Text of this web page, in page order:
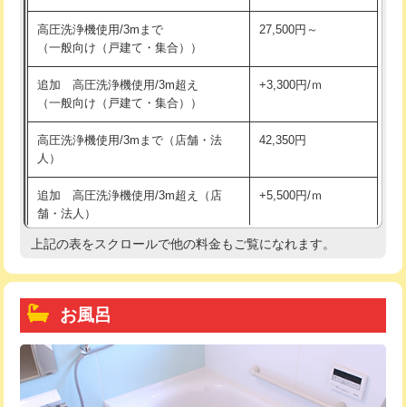
高圧洗浄機使用/3mまで
（一般向け（戸建て・集合））
27,500円～
追加 高圧洗浄機使用/3m超え
（一般向け（戸建て・集合））
+3,300円/ｍ
高圧洗浄機使用/3mまで（店舗・法
人）
42,350円
追加 高圧洗浄機使用/3m超え（店
舗・法人）
+5,500円/ｍ
高度高圧洗浄換 現地調査
トーラー機使用/3mまで
追加トーラー機使用/3m超え
カメラ調査 33,000円
上記の表をスクロールで他の料金もご覧になれます。
お風呂